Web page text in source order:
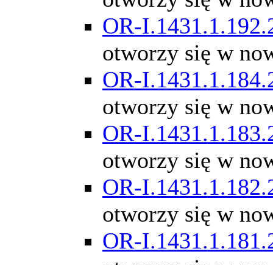
OR-
otworzy się w
OR-
otworzy się w
OR-
otworzy się w
OR-
otworzy się w
OR-